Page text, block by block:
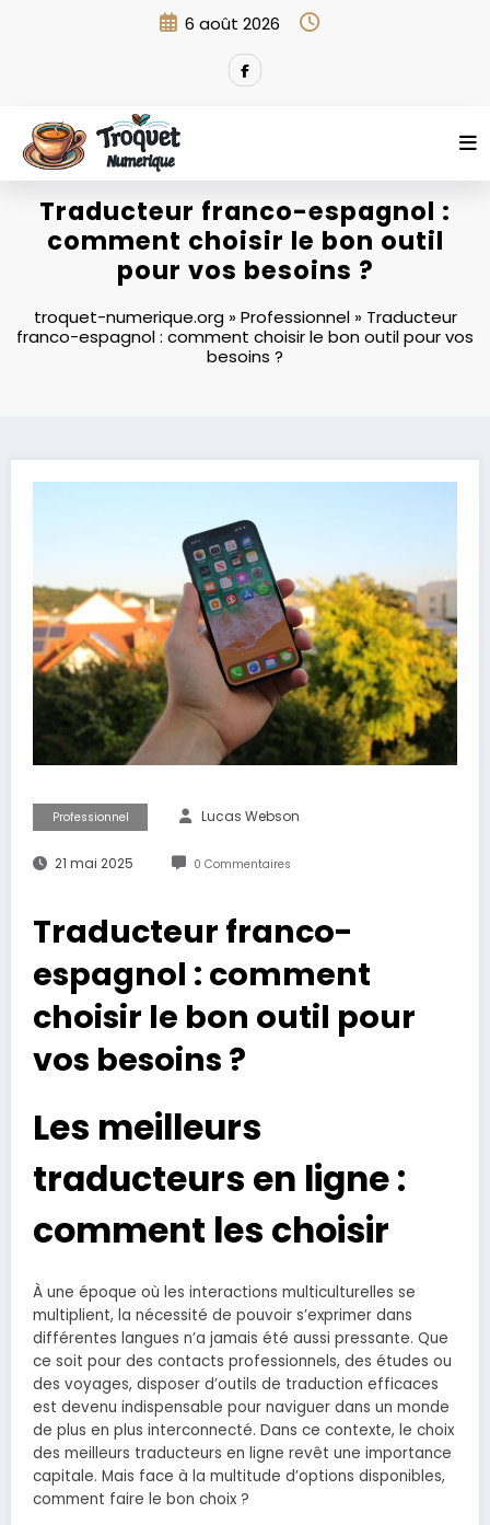
6 août 2026
Traducteur franco-espagnol :
comment choisir le bon outil
pour vos besoins ?
troquet-numerique.org»Professionnel» Traducteur
franco-espagnol : comment choisir le bon outil pour vos
besoins ?
Professionnel Lucas Webson
21 mai 2025 0 Commentaires
Traducteur franco-
espagnol : comment
choisir le bon outil pour
vos besoins ?
Les meilleurs
traducteurs en ligne :
comment les choisir
À une époque où les interactions multiculturelles se
multiplient, la nécessité de pouvoir s’exprimer dans
différentes langues n’a jamais été aussi pressante. Que
ce soit pour des contacts professionnels, des études ou
des voyages, disposer d’outils de traduction efficaces
est devenu indispensable pour naviguer dans un monde
de plus en plus interconnecté. Dans ce contexte, le choix
des meilleurs traducteurs en ligne revêt une importance
capitale. Mais face à la multitude d’options disponibles,
comment faire le bon choix ?